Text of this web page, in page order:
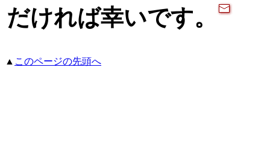
だければ幸いです。
▲ このページの先頭へ